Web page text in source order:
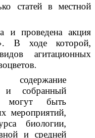
статей в местной
и проведена акция
В ходе которой,
агитационных
и собранный
могут быть
мероприятий,
биологии,
и средней